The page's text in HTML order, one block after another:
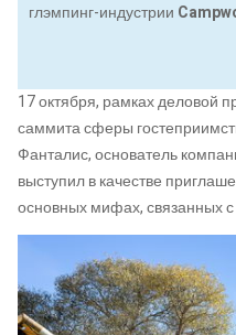
глэмпинг-индустрии
17 октября, рамках деловой
саммита сферы
Фанталис, основатель
выступил в качестве
основных мифах, связанных с